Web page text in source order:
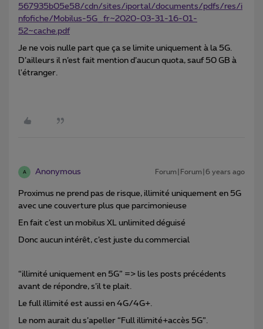
567935b05e58/cdn/sites/iportal/documents/pdfs/res/i
nfofiche/Mobilus-5G_fr~2020-03-31-16-01-
52~cache.pdf
Je ne vois nulle part que ça se limite uniquement à la 5G.
D’ailleurs il n’est fait mention d’aucun quota, sauf 50 GB à
l'étranger.
A Anonymous Forum|Forum|6 years ago
Proximus ne prend pas de risque, illimité uniquement en 5G
avec une couverture plus que parcimonieuse
En fait c’est un mobilus XL unlimited déguisé
Donc aucun intérêt, c’est juste du commercial
“illimité uniquement en 5G” => lis les posts précédents
avant de répondre, s’il te plait.
Le full illimité est aussi en 4G/4G+.
Le nom aurait du s’apeller “Full illimité+accès 5G”.